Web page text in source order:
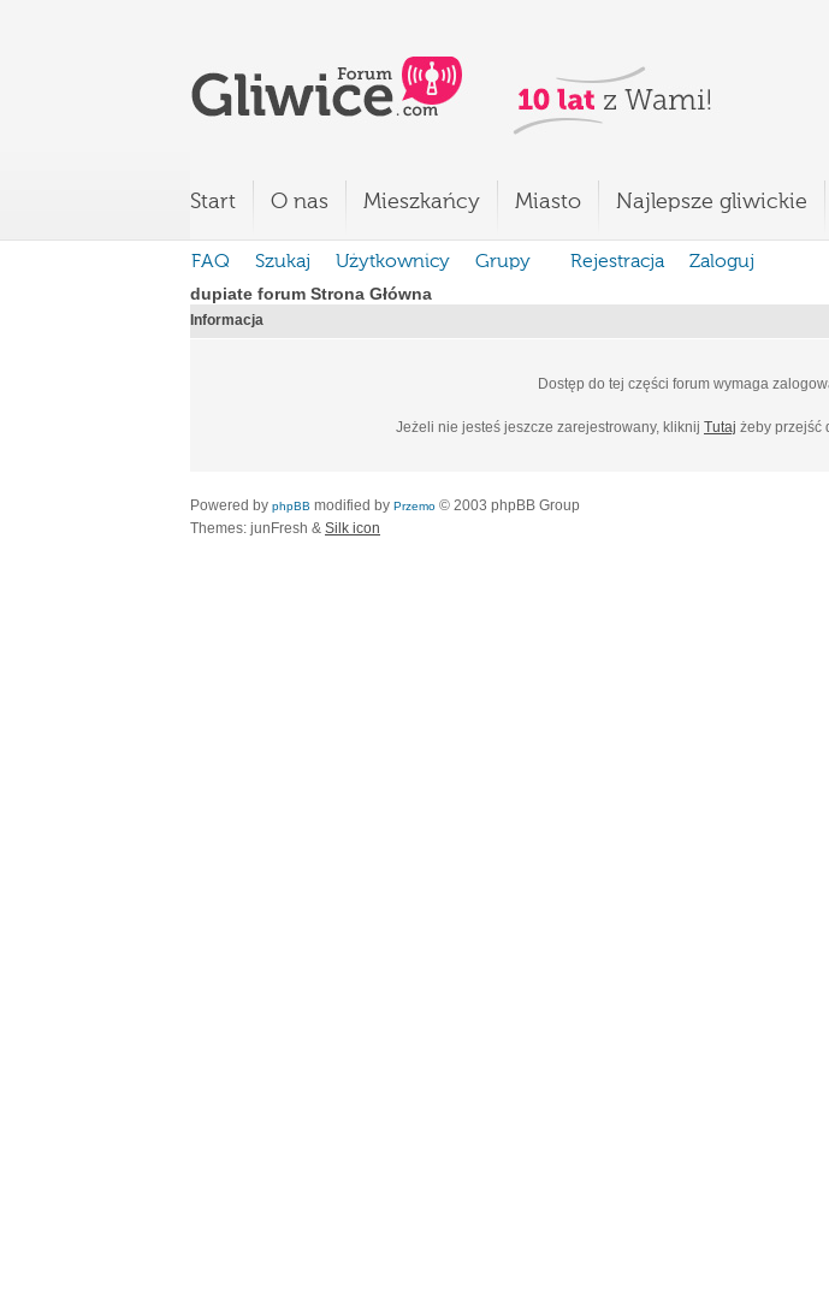
Start O nas Mieszkańcy Miasto Najlepsze gliwickie
FAQ Szukaj Użytkownicy Grupy Rejestracja
Zaloguj
dupiate forum Strona Główna
Informacja
Dostęp do tej części forum wymaga
Jeżeli nie jesteś jeszcze zarejestrowany, kliknij Tutaj żeby przejść
Powered by phpBB modified by Przemo © 2003 phpBB Group
Themes: junFresh & Silk icon